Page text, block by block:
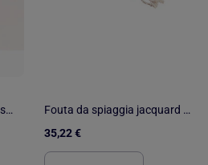
Telo pareo da spiaggia, tessuto in rilievo, fouta - Gamusi.
Fouta da spiaggia jacquard in cotone riciclato | Reva
35,22 €